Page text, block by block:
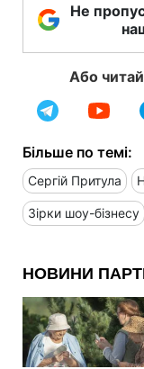
Не
Або
Більше по темі:
Сергій Притула
Зірки шоу-бізнесу